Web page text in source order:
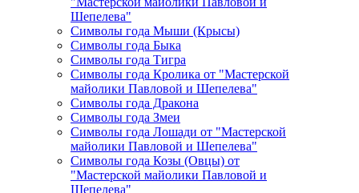
Шепелева"
Символы года Мыши (Крысы)
Символы года Быка
Символы года Тигра
Символы года Кролика от "Мастерской
майолики Павловой и Шепелева"
Символы года Дракона
Символы года Змеи
Символы года Лошади от "Мастерской
майолики Павловой и Шепелева"
Символы года Козы (Овцы) от
"Мастерской майолики Павловой и
Шепелева"